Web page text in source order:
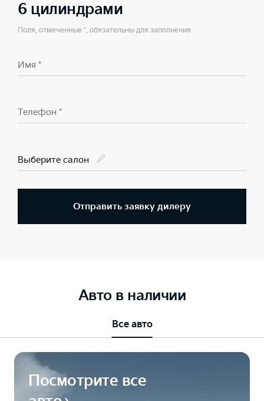
6 цилиндрами
Поля, отмеченные *, обязательны для заполнения
Имя *
Телефон *
Выберите салон
Отправить заявку дилеру
Авто в наличии
Все авто
Посмотрите все